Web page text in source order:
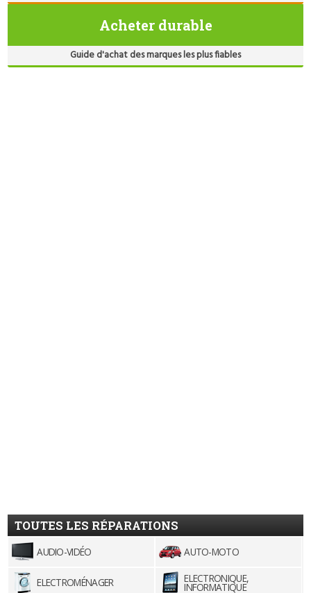
Acheter durable
Guide d'achat des marques les plus fiables
TOUTES LES RÉPARATIONS
AUDIO-VIDÉO AUTO-MOTO
ELECTROMÉNAGER ELECTRONIQUE,
INFORMATIQUE